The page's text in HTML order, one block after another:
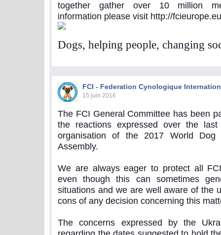
together gather over 10 million
information please visit http://
Dogs, helping people, changing
FCI - Federation Cynologique
15 juin 2016
The FCI General Committee has been
the reactions expressed over the
organisation of the 2017 World Dog
Assembly.
We are always eager to protect all
even though this can sometimes
situations and we are well aware of the
cons of any decision concerning this
The concerns expressed by the